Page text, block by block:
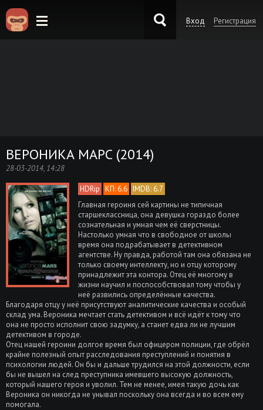
Вход Регистрация
ВЕРОНИКА МАРС (2014)
28-03-2014, 14:28
HDRip КП: 6.6 IMDB: 6.7
Главная героиня сей картины не типичная
старшеклассница, она девушка гораздо более
сознательная и умная чем её сверстницы.
Настолько умная что в свободное от школы
время она подрабатывает в детективном
агентстве. Ну правда, работой там она обязана не
только своему интеллекту, но и отцу которому
принадлежит эта контора. Отец её многому в
жизни научил и поспособствовал тому чтобы у
неё развились определённые качества.
Благодаря отцу у неё присутствуют аналитические качества и особый
склад ума. Вероника мечтает стать детективом и всё идёт к тому что
она не просто исполнит свою задумку, а станет едва ли не лучшим
детективом в городе.
Отец нашей героини долгое время был офицером полиции, где обрёл
крайне полезный опыт расследования преступлений и понятия в
психологии людей. Он бы и дальше трудился на этой должности, если
бы не вышел на след преступника имевшего высокую должность,
который нашего героя и уволил. Тем не менее, имея такую дочь как
Вероника он никогда не унывал поскольку она всегда и во всем ему
помогала.